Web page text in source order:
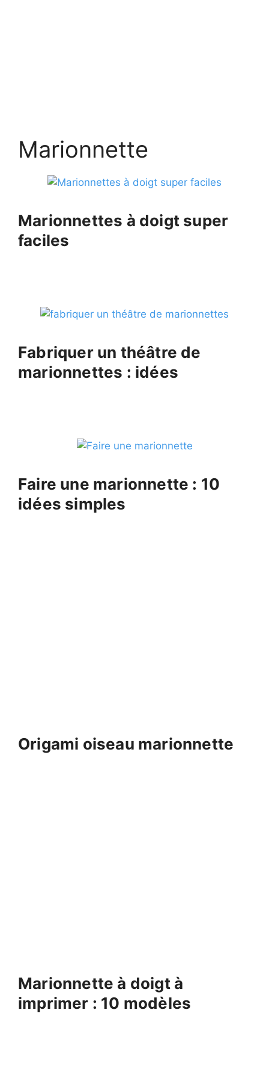
Marionnette
Marionnettes à doigt super
faciles
Fabriquer un théâtre de
marionnettes : idées
Faire une marionnette : 10
idées simples
Origami oiseau marionnette
Marionnette à doigt à
imprimer : 10 modèles